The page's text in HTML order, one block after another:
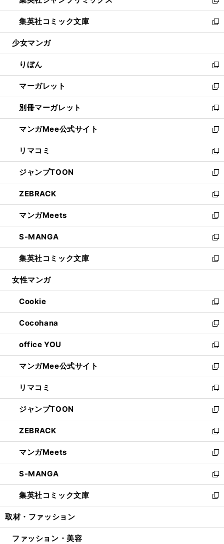
開
く
ウ
で
開
ン
ド
ウ
開
く
ウ
ィ
ン
ウ
で
開
く
新
し
い
ウ
ン
ド
ウ
で
開
く
集英社コミック文庫
新
し
ウ
ィ
ン
ド
ウ
で
開
く
少女マンガ
りぼん
新
し
い
ウ
ィ
ン
ド
ウ
で
開
く
マーガレット
新
し
い
ウ
ィ
ン
ド
ウ
で
開
く
別冊マーガレット
新
し
い
ウ
ィ
ン
ド
ウ
で
開
く
マンガMee公式サイト
新
し
い
ウ
ィ
ン
ド
ウ
で
開
く
リマコミ
新
し
い
ウ
ィ
ン
ド
ウ
で
開
く
ジャンプTOON
新
し
い
ウ
ィ
ン
ド
ウ
で
開
ZEBRACK
新
し
い
ウ
ィ
ン
ド
ウ
開
く
マンガMeets
新
し
い
ウ
ィ
ン
ウ
で
開
く
S-MANGA
新
し
い
ウ
ン
ド
ウ
で
開
く
集英社コミック文庫
新
し
ウ
ィ
ン
ド
ウ
で
開
く
女性マンガ
Cookie
新
し
い
ウ
ィ
ン
ド
ウ
で
開
く
Cocohana
新
し
い
ウ
ィ
ン
ド
ウ
で
開
く
office YOU
新
し
い
ウ
ィ
ン
ド
ウ
で
開
く
マンガMee公式サイト
新
し
い
ウ
ィ
ン
ド
ウ
で
開
く
リマコミ
新
し
い
ウ
ィ
ン
ド
ウ
で
開
く
ジャンプTOON
新
し
い
ウ
ィ
ン
ド
ウ
で
開
ZEBRACK
新
し
い
ウ
ィ
ン
ド
ウ
開
マンガMeets
新
し
い
ウ
ィ
ン
ウ
S-MANGA
新
し
い
ウ
ン
集英社コミック文庫
新
し
ウ
取材・ファッション
ファッション・美容